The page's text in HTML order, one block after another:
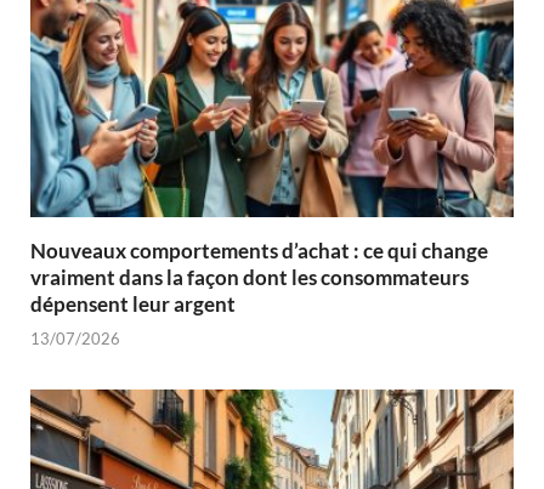
Nouveaux comportements d’achat : ce qui change
vraiment dans la façon dont les consommateurs
dépensent leur argent
13/07/2026